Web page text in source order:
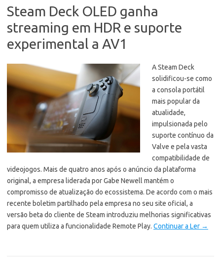
Steam Deck OLED ganha
streaming em HDR e suporte
experimental a AV1
A Steam Deck
solidificou-se como
a consola portátil
mais popular da
atualidade,
impulsionada pelo
suporte contínuo da
Valve e pela vasta
compatibilidade de
videojogos. Mais de quatro anos após o anúncio da plataforma
original, a empresa liderada por Gabe Newell mantém o
compromisso de atualização do ecossistema. De acordo com o mais
recente boletim partilhado pela empresa no seu site oficial, a
versão beta do cliente de Steam introduziu melhorias significativas
para quem utiliza a funcionalidade Remote Play. Continuar a Ler →